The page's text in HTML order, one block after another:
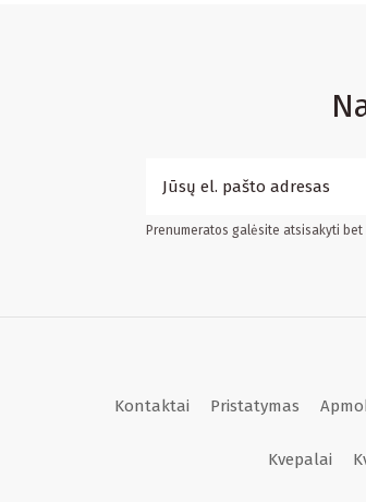
Prenumeratos galėsite atsisakyti
Kontaktai Pristatymas
Kvepalai